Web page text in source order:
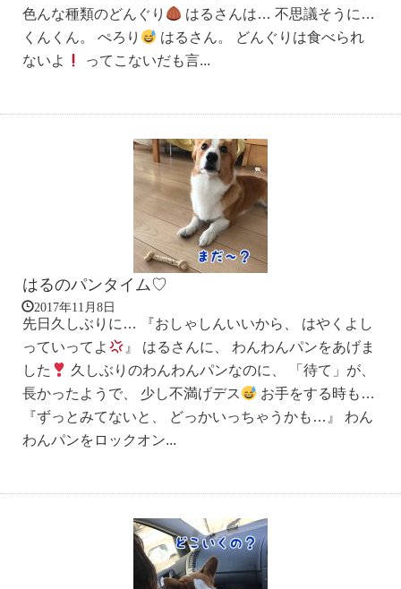
色んな種類のどんぐり
はるさんは… 不思議そうに…
くんくん。 ぺろり
はるさん。 どんぐりは食べられ
ないよ
ってこないだも言...
はるのパンタイム♡
2017年11月8日
先日久しぶりに… 『おしゃしんいいから、 はやくよし
っていってよ
』 はるさんに、 わんわんパンをあげま
した
久しぶりのわんわんパンなのに、 「待て」が、
長かったようで、 少し不満げデス
お手をする時も…
『ずっとみてないと、 どっかいっちゃうかも…』 わん
わんパンをロックオン...